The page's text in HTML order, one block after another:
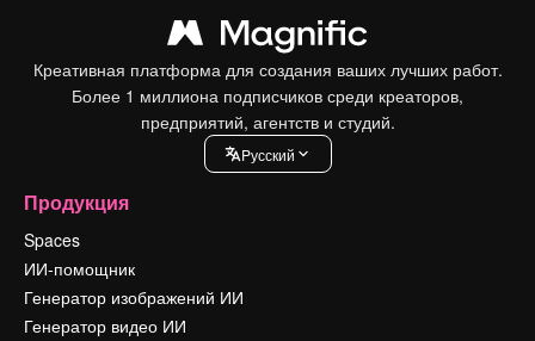
Креативная платформа для создания ваших лучших работ.
Более 1 миллиона подписчиков среди креаторов,
предприятий, агентств и студий.
Pусский
Продукция
Spaces
ИИ-помощник
Генератор изображений ИИ
Генератор видео ИИ